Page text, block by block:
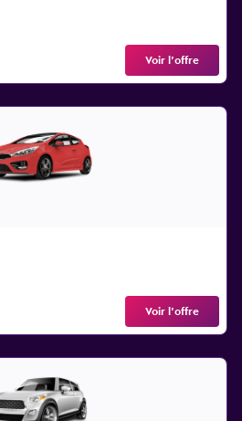
Voir l’offre
Voir l’offre